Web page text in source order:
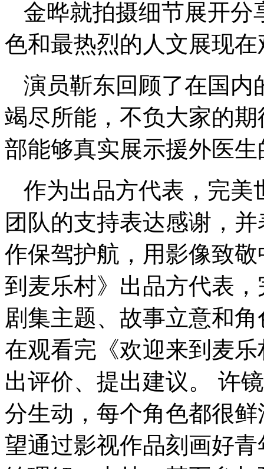
金晔就拍摄细节展开分
色和最热烈的人文展现在
演员靳东回顾了在国内
竭尽所能，不负大家的
部能够真实展示援外医
作为出品方代表，完美
团队的支持表达感谢，
作保驾护航，用影像致
到麦乐村》出品方代表
剧集主题、故事立意和
在观看完《欢迎来到麦
出评价、提出建议。 许
分生动，每个角色都很
望通过影视作品刻画好